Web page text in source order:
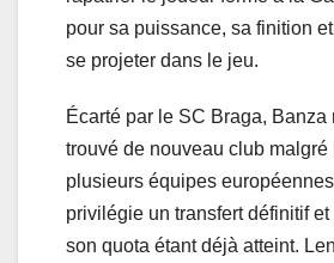
pour sa puissance, sa finition
se projeter dans le jeu.
Écarté par le SC Braga, Banza
trouvé de nouveau club malgré
plusieurs équipes
privilégie un transfert définitif et
son quota étant déjà atteint.